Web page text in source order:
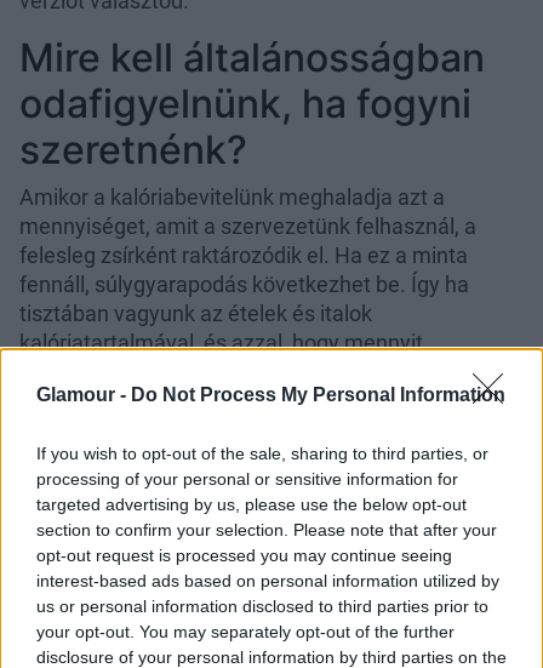
Glamour - Do Not Process My Personal Information
If you wish to opt-out of the sale, sharing to third parties, or
processing of your personal or sensitive information for
targeted advertising by us, please use the below opt-out
section to confirm your selection. Please note that after your
opt-out request is processed you may continue seeing
interest-based ads based on personal information utilized by
us or personal information disclosed to third parties prior to
your opt-out. You may separately opt-out of the further
disclosure of your personal information by third parties on the
Mire kell általánosságban
odafigyelnünk, ha fogyni
szeretnénk?
Amikor a kalóriabevitelünk meghaladja azt a
mennyiséget, amit a szervezetünk felhasznál, a
felesleg zsírként raktározódik el. Ha ez a minta
fennáll, súlygyarapodás következhet be. Így ha
tisztában vagyunk az ételek és italok
kalóriatartalmával, és azzal, hogy mennyit
kezelésében.
A kalóriaszámlálás azonban nem az egyetlen
módszer, ami elősegítheti afogyást. Az olyan
egyszerű módosítások, mint az adagok méretének
megváltoztatása és annak biztosítása, hogy a
különböző fogások amegfelelő típusú
élelmiszerekbőlálljanak, szintén jelentős hatással
lehetnek a testünkre - írja az NSH (National Health
Services).